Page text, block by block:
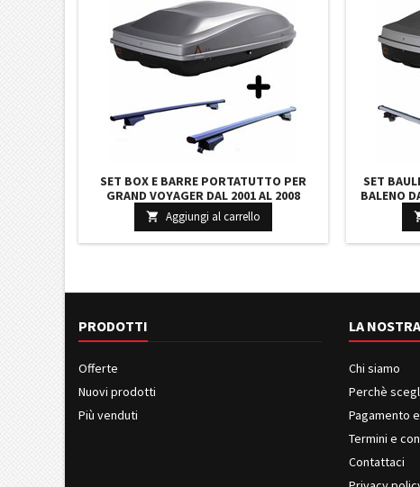
SET BOX E BARRE PORTATUTTO PER
GRAND VOYAGER DAL 2001 AL 2008
CAPIENTE 330 LITRI GRIGIO CON CHIAVE
BARRE 127 CM E KIT ATTACCHI
 Aggiungi al carrello
SET
BALENO
LITRI
PRODOTTI
Offerte
Nuovi prodotti
Più venduti
LA
Chi siamo
Perchè
Pagamento
Termini e
Contattaci